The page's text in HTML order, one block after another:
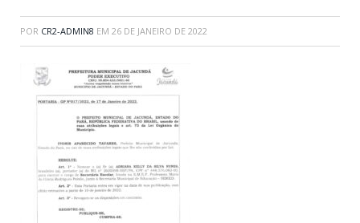
POR CR2-ADMIN8 EM 26 DE JANEIRO DE 2022